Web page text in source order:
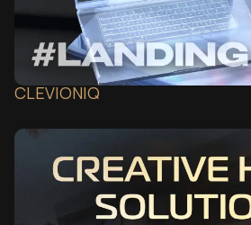
CLEVIONIQ